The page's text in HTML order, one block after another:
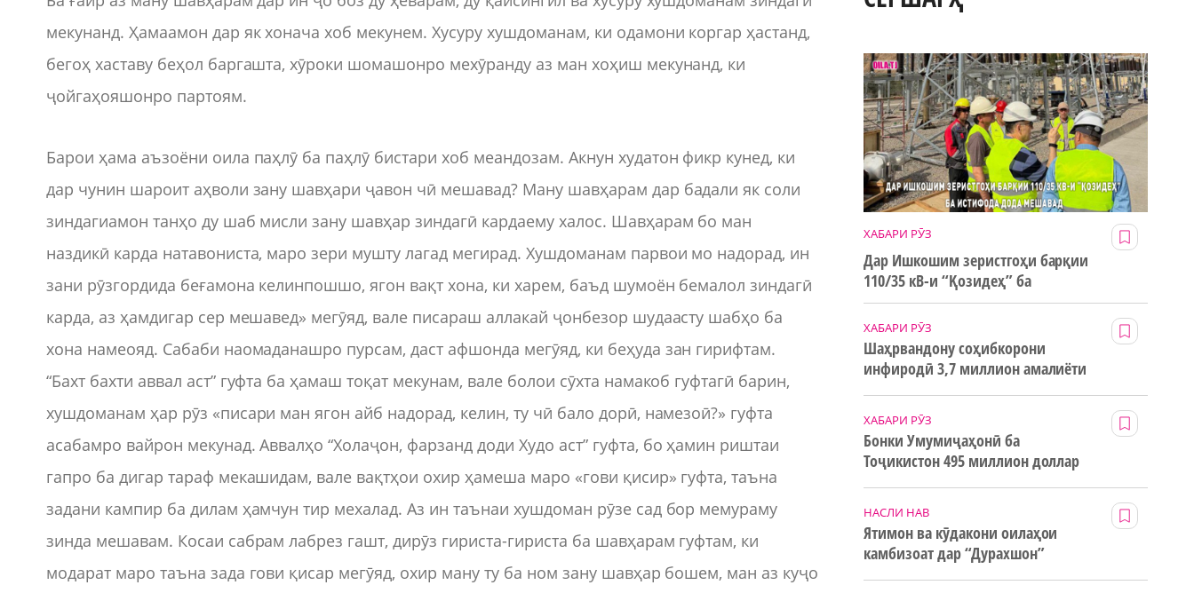
мекунанд. Ҳамаамон дар як хонача хоб мекунем. Хусуру хушдоманам, ки одамони коргар ҳастанд,
бегоҳ хаставу беҳол баргашта, хӯроки шомашонро мехӯранду аз ман хоҳиш мекунанд, ки
ҷойгаҳояшонро партоям.
Барои ҳама аъзоёни оила паҳлӯ ба паҳлӯ бистари хоб меандозам. Акнун худатон фикр кунед, ки
дар чунин шароит аҳволи зану шавҳари ҷавон чӣ мешавад? Ману шавҳарам дар бадали як соли
зиндагиамон танҳо ду шаб мисли зану шавҳар зиндагӣ кардаему халос. Шавҳарам бо ман
наздикӣ карда натавониста, маро зери мушту лагад мегирад. Хушдоманам парвои мо надорад, ин
зани рӯзгордида беғамона келинпошшо, ягон вақт хона, ки харем, баъд шумоён бемалол зиндагӣ
карда, аз ҳамдигар сер мешавед» мегӯяд, вале писараш аллакай ҷонбезор шудаасту шабҳо ба
хона намеояд. Сабаби наомаданашро пурсам, даст афшонда мегӯяд, ки беҳуда зан гирифтам.
“Бахт бахти аввал аст” гуфта ба ҳамаш тоқат мекунам, вале болои сӯхта намакоб гуфтагӣ барин,
хушдоманам ҳар рӯз «писари ман ягон айб надорад, келин, ту чӣ бало дорӣ, намезоӣ?» гуфта
асабамро вайрон мекунад. Аввалҳо “Холаҷон, фарзанд доди Худо аст” гуфта, бо ҳамин риштаи
гапро ба дигар тараф мекашидам, вале вақтҳои охир ҳамеша маро «гови қисир» гуфта, таъна
задани кампир ба дилам ҳамчун тир мехалад. Аз ин таънаи хушдоман рӯзе сад бор мемураму
зинда мешавам. Косаи сабрам лабрез гашт, дирӯз гириста-гириста ба шавҳарам гуфтам, ки
модарат маро таъна зада гови қисар мегӯяд, охир ману ту ба ном зану шавҳар бошем, ман аз куҷо
ХАБАРИ РӮЗ
Дар Ишкошим зеристгоҳи барқии
110/35 кВ-и “Қозидеҳ” ба
истифода дода мешавад
ХАБАРИ РӮЗ
Шаҳрвандону соҳибкорони
инфиродӣ 3,7 миллион амалиёти
ХАБАРИ РӮЗ
Бонки Умумиҷаҳонӣ ба
Тоҷикистон 495 миллион доллар
НАСЛИ НАВ
Ятимон ва кӯдакони оилаҳои
камбизоат дар “Дурахшон”